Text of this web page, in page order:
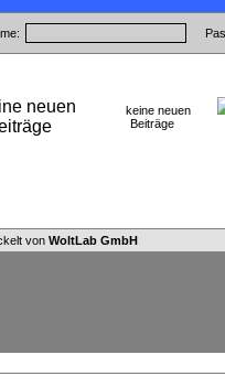
keine neuen
Beiträge
von WoltLab GmbH